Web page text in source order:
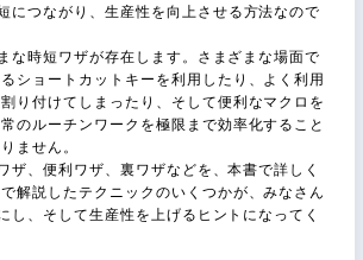
につながり、生産性を向上させる方法なので
な時短ワザが存在します。さまざまな場面で
ショートカットキーを利用したり、よく利用
り付けてしまったり、そして便利なマクロを
のルーチンワークを極限まで効率化すること
ません。
ザ、便利ワザ、裏ワザなどを、本書で詳しく
解説したテクニックのいくつかが、みなさん
し、そして生産性を上げるヒントになってく